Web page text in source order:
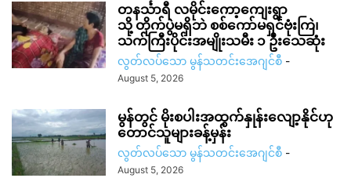
တနင်္သာရီ လမိုင်းကော့ကျေးရွာ
သို့ တိုက်ပွဲမရှိဘဲ စစ်ကော်မရှင်ဗုံးကြဲ၊
သက်ကြီးပိုင်းအမျိုးသမီး ၁ ဦးသေဆုံး
လွတ်လပ်သော မွန်သတင်းအေဂျင်စီ -
August 5, 2026
မွန်တွင် မိုးစပါးအထွက်နှုန်းလျော့နိုင်ဟု
တောင်သူများခန့်မှန်း
လွတ်လပ်သော မွန်သတင်းအေဂျင်စီ -
August 5, 2026